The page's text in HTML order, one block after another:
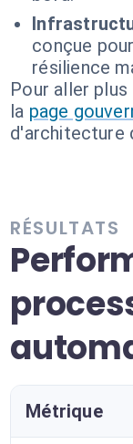
conçue
résilience
Pour aller
la page
d'architecture
RÉSULTATS
Métrique